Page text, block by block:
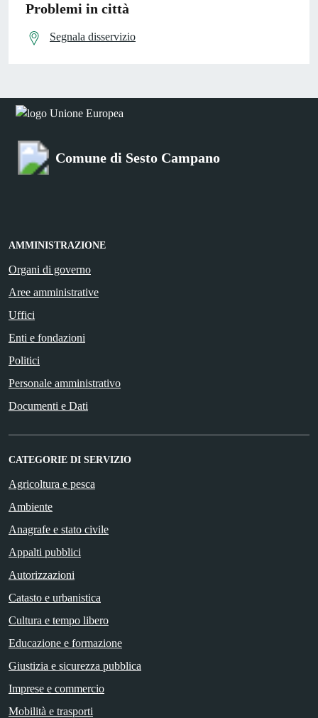
Problemi in città
Segnala disservizio
Comune di Sesto Campano
AMMINISTRAZIONE
Organi di governo
Aree amministrative
Uffici
Enti e fondazioni
Politici
Personale amministrativo
Documenti e Dati
CATEGORIE DI SERVIZIO
Agricoltura e pesca
Ambiente
Anagrafe e stato civile
Appalti pubblici
Autorizzazioni
Catasto e urbanistica
Cultura e tempo libero
Educazione e formazione
Giustizia e sicurezza pubblica
Imprese e commercio
Mobilità e trasporti